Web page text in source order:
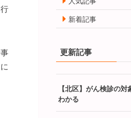
新着記事
更新記事
【北区】がん検診の
わかる